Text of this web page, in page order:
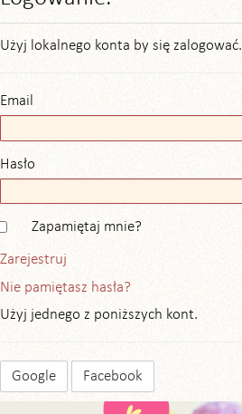
Użyj lokalnego konta by się zalogować.
Email
Hasło
Zapamiętaj mnie?
Zarejestruj
Nie pamiętasz hasła?
Użyj jednego z poniższych kont.
Google Facebook